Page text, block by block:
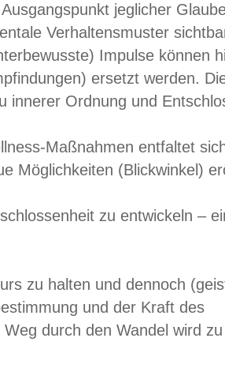
jeglicher
Verhaltensmuster
Impulse können
ersetzt werden.
innerer Ordnung und
Maßnahmen entfaltet
Möglichkeiten (Blickwinkel)
zu entwickeln –
zu halten und dennoch
und der Kraft des
durch den Wandel wird